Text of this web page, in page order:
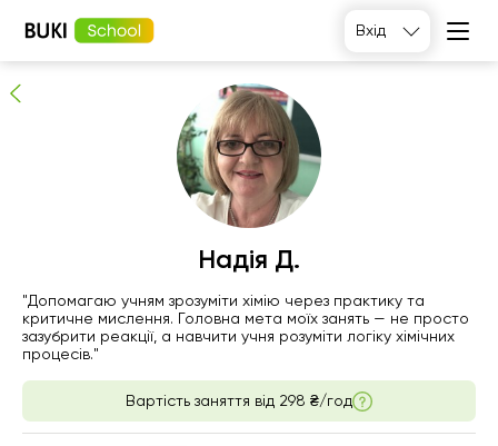
Вхід
Надія Д. Перевірений репетитор
Надія Д.
"Допомагаю учням зрозуміти хімію через практику та
критичне мислення. Головна мета моїх занять — не просто
зазубрити реакції, а навчити учня розуміти логіку хімічних
процесів."
Вартість заняття від 298 ₴/год
пт
7
сб
8
нд
9
пн
10
14:30 17:00
Немає
вільних
годин
17:30